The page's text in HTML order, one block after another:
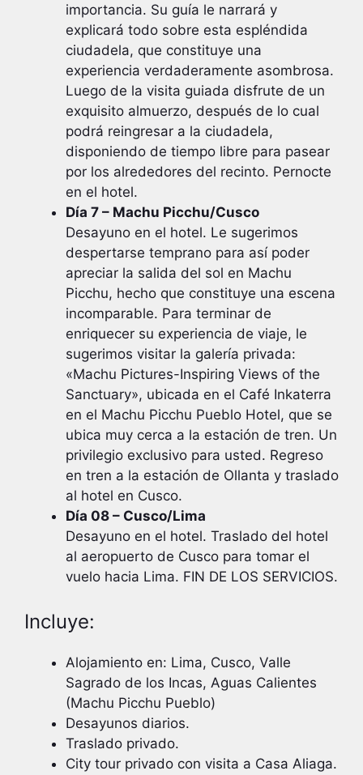
importancia. Su guía le narrará y
explicará todo sobre esta espléndida
ciudadela, que constituye una
experiencia verdaderamente asombrosa.
Luego de la visita guiada disfrute de un
exquisito almuerzo, después de lo cual
podrá reingresar a la ciudadela,
disponiendo de tiempo libre para pasear
por los alrededores del recinto. Pernocte
en el hotel.
Día 7 – Machu Picchu/Cusco
Desayuno en el hotel. Le sugerimos
despertarse temprano para así poder
apreciar la salida del sol en Machu
Picchu, hecho que constituye una escena
incomparable. Para terminar de
enriquecer su experiencia de viaje, le
sugerimos visitar la galería privada:
«Machu Pictures-Inspiring Views of the
Sanctuary», ubicada en el Café Inkaterra
en el Machu Picchu Pueblo Hotel, que se
ubica muy cerca a la estación de tren. Un
privilegio exclusivo para usted. Regreso
en tren a la estación de Ollanta y traslado
al hotel en Cusco.
Día 08 – Cusco/Lima
Desayuno en el hotel. Traslado del hotel
al aeropuerto de Cusco para tomar el
vuelo hacia Lima. FIN DE LOS SERVICIOS.
Incluye:
Alojamiento en: Lima, Cusco, Valle
Sagrado de los Incas, Aguas Calientes
(Machu Picchu Pueblo)
Desayunos diarios.
Traslado privado.
City tour privado con visita a Casa Aliaga.